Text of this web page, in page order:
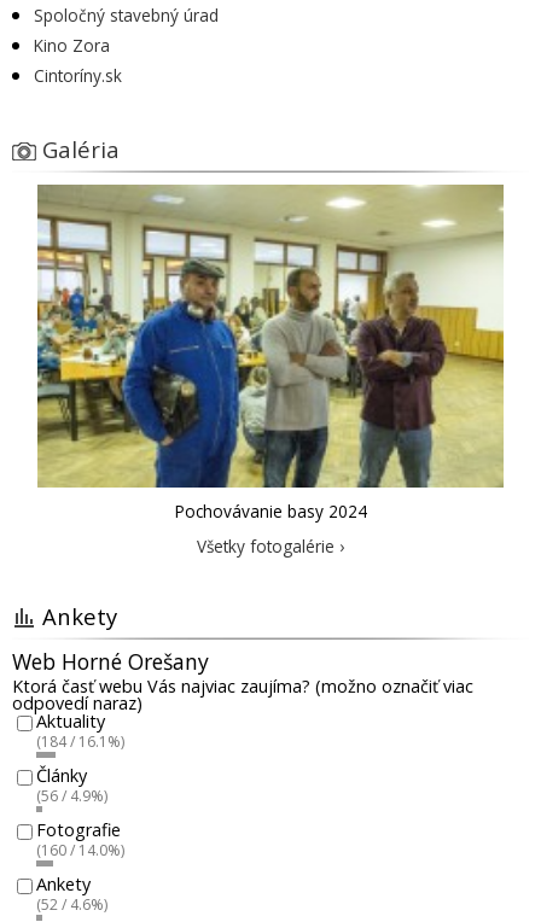
Spoločný stavebný úrad
Kino Zora
Cintoríny.sk
Galéria
Pochovávanie basy 2024
Všetky fotogalérie ›
Ankety
Web Horné Orešany
Ktorá časť webu Vás najviac zaujíma? (možno označiť viac
odpovedí naraz)
Aktuality
(184 / 16.1%)
Články
(56 / 4.9%)
Fotografie
(160 / 14.0%)
Ankety
(52 / 4.6%)